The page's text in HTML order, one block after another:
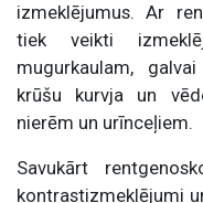
izmeklējumus. Ar
tiek veikti
mugurkaulam,
krūšu kurvja un
nierēm un urīnceļiem.
Savukārt
kontrastizmeklējumi